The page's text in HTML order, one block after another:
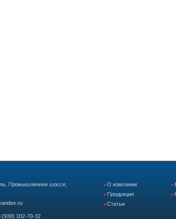
Промышленное шоссе,
(930) 102-70-32
О компании
Продукция
Статьи